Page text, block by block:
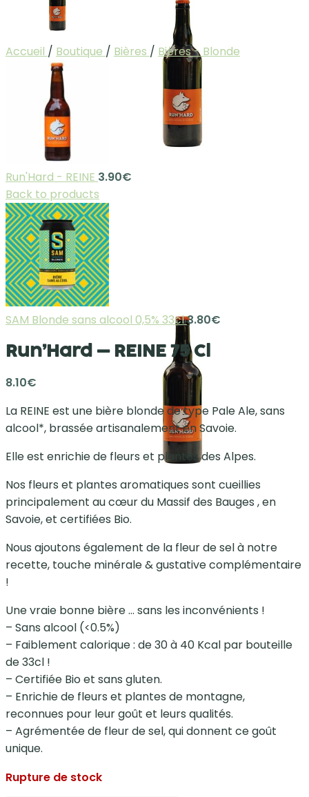
Accueil / Boutique / Bières / Bières - Blonde
Run'Hard - REINE 3.90€
Back to products
SAM Blonde sans alcool 0,5% 33cl3.80€
Run’Hard – REINE 75 Cl
8.10€
La REINE est une bière blonde de type Pale Ale, sans
alcool*, brassée artisanalement en Savoie.
Elle est enrichie de fleurs et plantes des Alpes.
Nos fleurs et plantes aromatiques sont cueillies
principalement au cœur du Massif des Bauges , en
Savoie, et certifiées Bio.
Nous ajoutons également de la fleur de sel à notre
recette, touche minérale & gustative complémentaire
!
Une vraie bonne bière … sans les inconvénients !
– Sans alcool (<0.5%)
– Faiblement calorique : de 30 à 40 Kcal par bouteille
de 33cl !
– Certifiée Bio et sans gluten.
– Enrichie de fleurs et plantes de montagne,
reconnues pour leur goût et leurs qualités.
– Agrémentée de fleur de sel, qui donnent ce goût
unique.
Rupture de stock